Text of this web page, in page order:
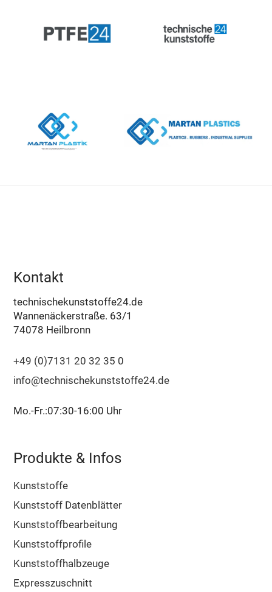
Kontakt
technischekunststoffe24.de
Wannenäckerstraße. 63/1
74078 Heilbronn
+49 (0)7131 20 32 35 0
info@technischekunststoffe24.de
Mo.-Fr.:07:30-16:00 Uhr
Produkte & Infos
Kunststoffe
Kunststoff Datenblätter
Kunststoffbearbeitung
Kunststoffprofile
Kunststoffhalbzeuge
Expresszuschnitt